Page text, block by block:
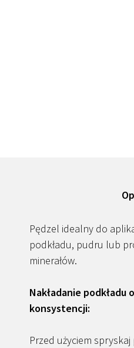
Pędzel idealny do
podkładu, pudru lub
minerałów.
Nakładanie podkładu
konsystencji:
Przed użyciem